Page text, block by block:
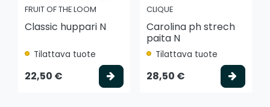
FRUIT OF THE LOOM
Classic huppari N
Tilattava tuote
22,50 € Valitse vaihtoehto
CLIQUE
Carolina ph strech
paita N
Tilattava tuote
28,50 €